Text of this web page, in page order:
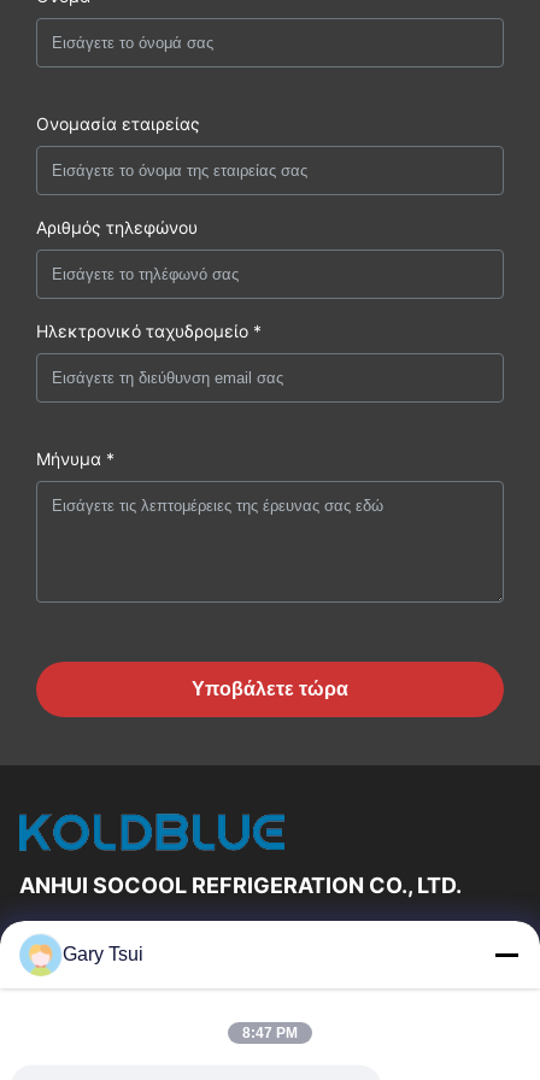
Ονομασία εταιρείας
Αριθμός τηλεφώνου
Ηλεκτρονικό ταχυδρομείο *
Μήνυμα *
Υποβάλετε τώρα
ANHUI SOCOOL REFRIGERATION CO., LTD.
Γρήγορες Συνδέσεις
Σπίτι
Περίπου Εμείς
Gary Tsui
8:47 PM